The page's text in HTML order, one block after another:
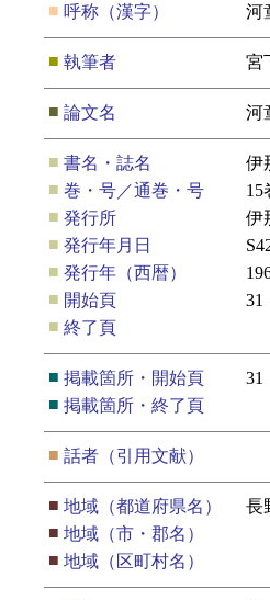
■ 呼称（漢字） 河
■ 執筆者 宮
■ 論文名 河
■ 書名・誌名
伊
■ 巻・号／通巻・号
15
■ 発行所
伊
■ 発行年月日
■ 発行年（西暦）
■ 開始頁
31
■ 終了頁
■ 掲載箇所・開始頁
31
■ 掲載箇所・終了頁
■ 話者（引用文献）
■ 地域（都道府県名）
長
■ 地域（市・郡名）
■ 地域（区町村名）